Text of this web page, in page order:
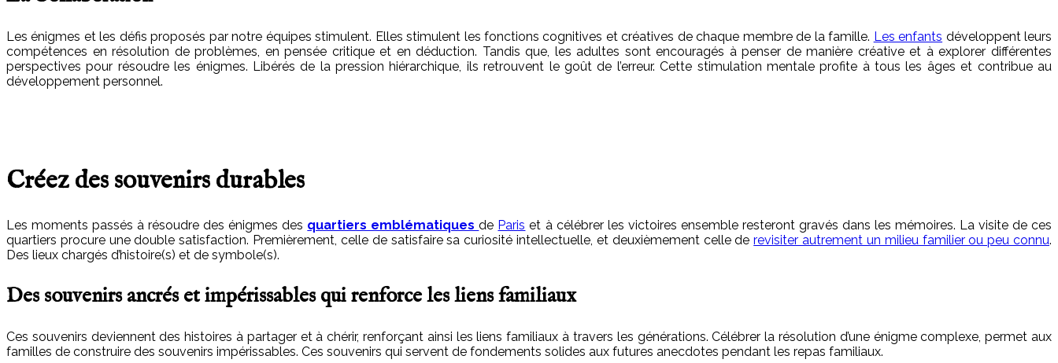
Les énigmes et les défis proposés par notre équipes stimulent. Elles stimulent les fonctions cognitives et créatives de chaque membre de la famille. Les enfants développent leurs
compétences en résolution de problèmes, en pensée critique et en déduction. Tandis que, les adultes sont encouragés à penser de manière créative et à explorer différentes
perspectives pour résoudre les énigmes. Libérés de la pression hiérarchique, ils retrouvent le goût de l’erreur. Cette stimulation mentale profite à tous les âges et contribue au
développement personnel.
Créez des souvenirs durables
Les moments passés à résoudre des énigmes des quartiers emblématiquesde Paris et à célébrer les victoires ensemble resteront gravés dans les mémoires. La visite de ces
quartiers procure une double satisfaction. Premièrement, celle de satisfaire sa curiosité intellectuelle, et deuxièmement celle derevisiter autrement un milieu familier ou peu connu.
Des lieux chargés d’histoire(s) et de symbole(s).
Des souvenirs ancrés et impérissables qui renforce les liens familiaux
Ces souvenirs deviennent des histoires à partager et à chérir, renforçant ainsi les liens familiaux à travers les générations. Célébrer la résolution d’une énigme complexe, permet aux
familles de construire des souvenirs impérissables. Ces souvenirs qui servent de fondements solides aux futures anecdotes pendant les repas familiaux.